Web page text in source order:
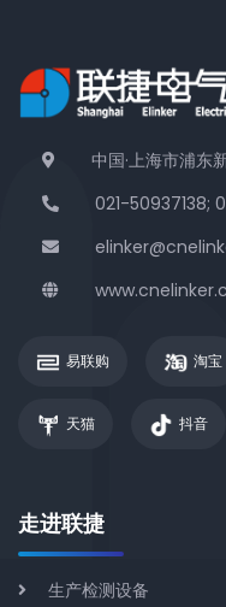
中国·上海市浦
021-50937138;
易联购 淘宝
天猫 抖音
走进联捷
生产检测设备